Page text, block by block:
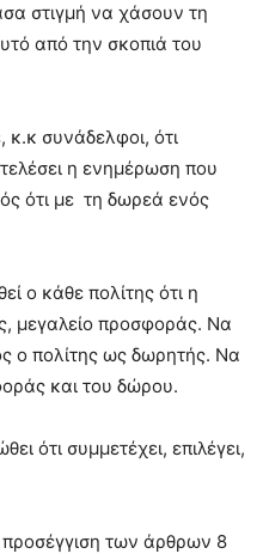
στιγμή να χάσουν τη
από την σκοπιά του
συνάδελφοι, ότι
η ενημέρωση που
ότι με τη δωρεά ενός
ο κάθε πολίτης ότι η
μεγαλείο προσφοράς. Να
ο πολίτης ως δωρητής. Να
και του δώρου.
ότι συμμετέχει, επιλέγει,
προσέγγιση των άρθρων 8